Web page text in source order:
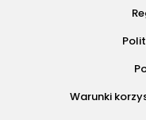
Warunki